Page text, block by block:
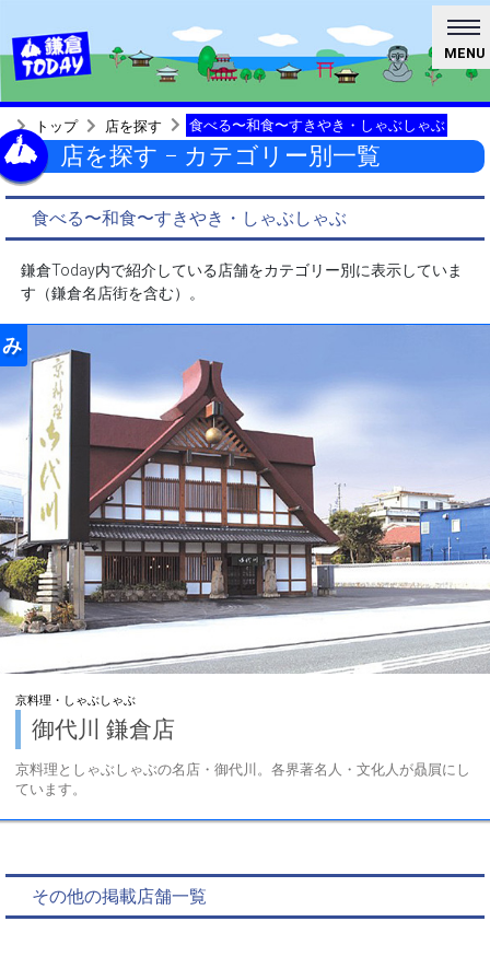
MENU
トップ 店を探す 食べる〜和食〜すきやき・しゃぶしゃぶ
店を探す − カテゴリー別一覧
食べる〜和食〜すきやき・しゃぶしゃぶ
鎌倉Today内で紹介している店舗をカテゴリー別に表示していま
す（鎌倉名店街を含む）。
み
京料理・しゃぶしゃぶ
御代川 鎌倉店
京料理としゃぶしゃぶの名店・御代川。各界著名人・文化人が贔屓にし
ています。
その他の掲載店舗一覧